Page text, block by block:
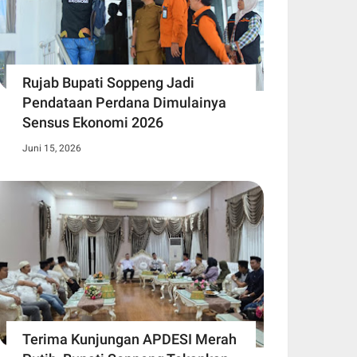
Rujab Bupati Soppeng Jadi
Pendataan Perdana Dimulainya
Sensus Ekonomi 2026
Juni 15, 2026
Terima Kunjungan APDESI Merah